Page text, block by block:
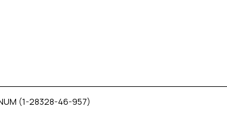
(1-28328-46-957)